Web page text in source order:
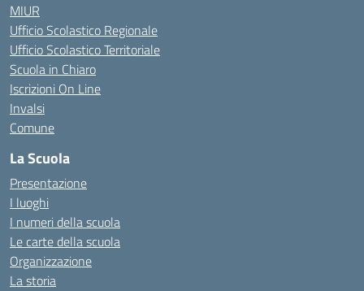
MIUR
Ufficio Scolastico Regionale
Ufficio Scolastico Territoriale
Scuola in Chiaro
Iscrizioni On Line
Invalsi
Comune
La Scuola
Presentazione
I luoghi
I numeri della scuola
Le carte della scuola
Organizzazione
La storia